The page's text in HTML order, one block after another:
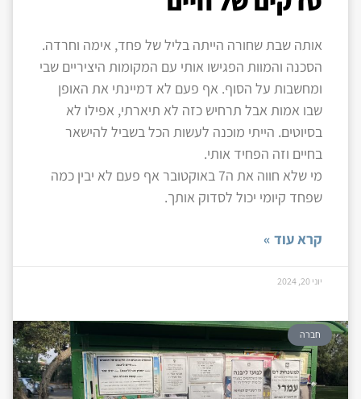
אותה שבת שחורה הייתה בליל של פחד, אימה וחרדה.
הסכנה והמוות הפגישו אותי עם המקומות היציריים שבי
ומחשבות על הסוף. אף פעם לא דמיינתי את האופן
שבו אמות אבל תרחיש כזה לא תיארתי, אפילו לא
בסיוטים. הייתי מוכנה לעשות הכל בשביל להישאר
בחיים וזה הפחיד אותי.
מי שלא חווה את ה7 באוקטובר אף פעם לא יבין כמה
שפחד קיומי יכול לסדוק אותך.
קרא עוד »
יוני 20, 2024
חברה